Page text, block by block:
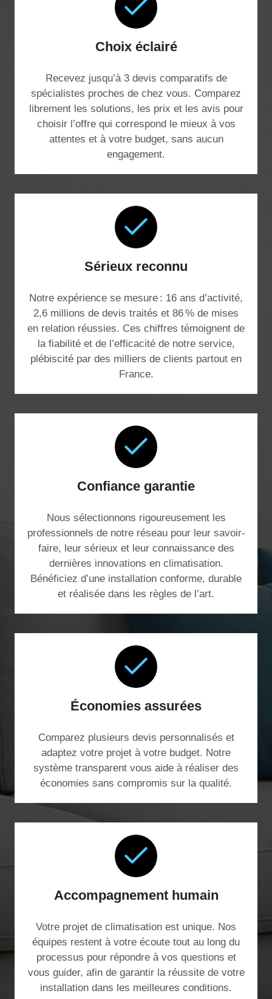
Choix éclairé
Recevez jusqu’à 3 devis comparatifs de
spécialistes proches de chez vous. Comparez
librement les solutions, les prix et les avis pour
choisir l’offre qui correspond le mieux à vos
attentes et à votre budget, sans aucun
engagement.
Sérieux reconnu
Notre expérience se mesure : 16 ans d’activité,
2,6 millions de devis traités et 86 % de mises
en relation réussies. Ces chiffres témoignent de
la fiabilité et de l’efficacité de notre service,
plébiscité par des milliers de clients partout en
France.
Confiance garantie
Nous sélectionnons rigoureusement les
professionnels de notre réseau pour leur savoir-
faire, leur sérieux et leur connaissance des
dernières innovations en climatisation.
Bénéficiez d’une installation conforme, durable
et réalisée dans les règles de l’art.
Économies assurées
Comparez plusieurs devis personnalisés et
adaptez votre projet à votre budget. Notre
système transparent vous aide à réaliser des
économies sans compromis sur la qualité.
Accompagnement humain
Votre projet de climatisation est unique. Nos
équipes restent à votre écoute tout au long du
processus pour répondre à vos questions et
vous guider, afin de garantir la réussite de votre
installation dans les meilleures conditions.